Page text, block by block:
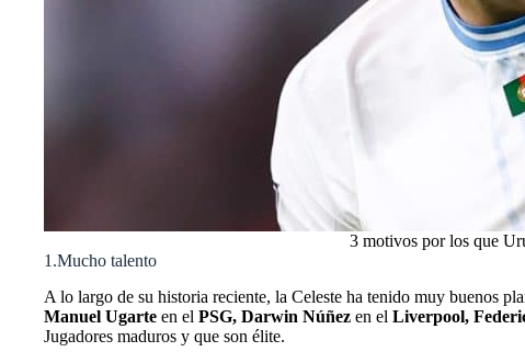
3 motivos por los que
1.Mucho talento
A lo largo de su historia reciente, la Celeste ha tenido muy buenos
Manuel Ugarte en el PSG, Darwin Núñez en el Liverpool,
Jugadores maduros y que son élite.